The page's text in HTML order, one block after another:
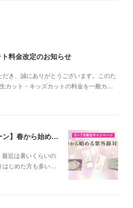
料金改定のお知らせ
き、誠にありがとうございます。このた
カット・キッズカットの料金を一般カ…
【5〜7月限定キャンペーン】春から始める紫外線対策
近は暑いくらいの
じめた方も多い…